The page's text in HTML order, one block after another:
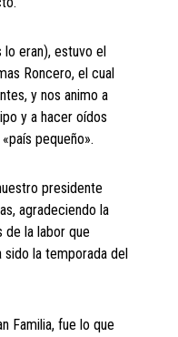
eran), estuvo el
Roncero, el cual
y nos animo a
y a hacer oídos
pequeño».
presidente
agradeciendo la
de la labor que
sido la temporada del
Familia, fue lo que